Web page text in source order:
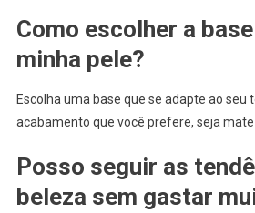
Como escolher a
minha pele?
Escolha uma base que se adapte ao seu
acabamento que você prefere, seja mate
Posso seguir as
beleza sem gastar